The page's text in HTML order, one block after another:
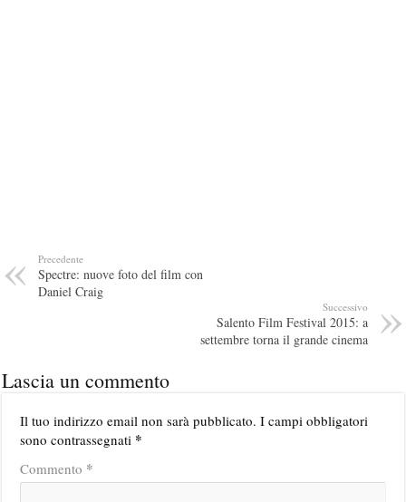
Precedente
Spectre: nuove foto del film con
Daniel Craig
Successivo
Salento Film Festival 2015: a
settembre torna il grande cinema
Lascia un commento
Il tuo indirizzo email non sarà pubblicato. I campi obbligatori
sono contrassegnati *
Commento *